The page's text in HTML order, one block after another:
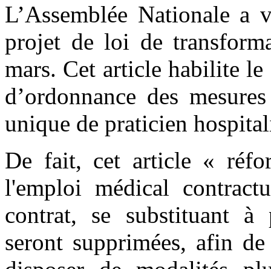
L’Assemblée Nationale a
projet de loi de
mars. Cet article habilite
d’ordonnance des
unique de praticien
De fait, cet article «
l'emploi médical
contrat, se substituant à
seront supprimées, afin